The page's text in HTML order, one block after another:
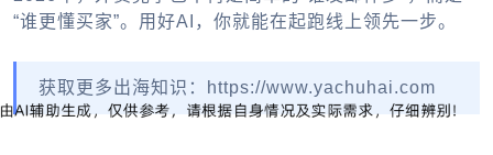
“谁更懂买家”。用好AI，你就能在起跑线上领先一步。
获取更多出海知识：https://www.yachuhai.com